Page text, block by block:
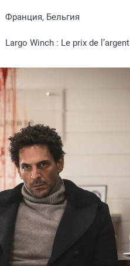
Франция, Бельгия
Largo Winch : Le prix de l’argent